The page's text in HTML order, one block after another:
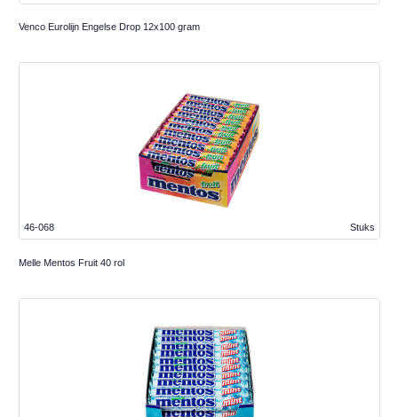
Venco Eurolijn Engelse Drop 12x100 gram
Stuks
46-068
Melle Mentos Fruit 40 rol